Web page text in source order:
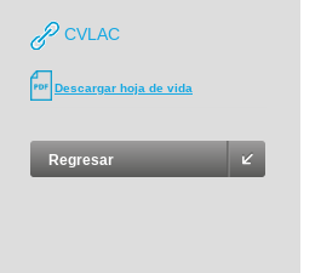
CVLAC
Descargar hoja de vida
Regresar